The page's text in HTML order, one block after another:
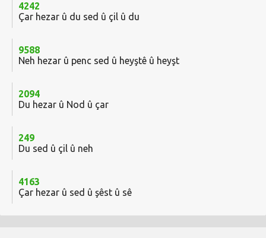
4242
Çar hezar û du sed û çil û du
9588
Neh hezar û penc sed û heyştê û heyşt
2094
Du hezar û Nod û çar
249
Du sed û çil û neh
4163
Çar hezar û sed û şêst û sê